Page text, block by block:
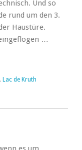
Und so
rund um den 3.
Haustüre.
…
, Lac de Kruth